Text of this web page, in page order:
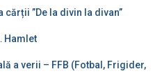
cărții ”De la divin la divan”
Hamlet
a verii – FFB (Fotbal, Frigider,